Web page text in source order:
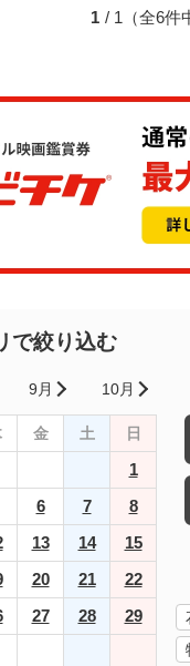
1 / 1（全6件
で絞り込む
9月 10月
金 土 日
1
6 7
8
13 14
15
20 21
22
27 28
29